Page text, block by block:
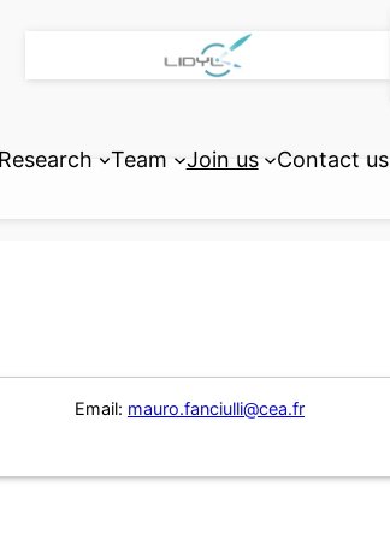
Team Join us Contact us
Email: mauro.fanciulli@cea.fr